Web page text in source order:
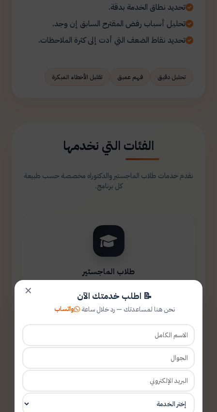
تحديد نطاق الخدمة بدقة.
تحليل أسباب رفض المقترح السابق إن وجد.
تحديد نقاط الضعف التي أدت إلى كثرة الملاحظات.
تحليل دقيق فهم عميق تقليل الأخطاء المبكرة
الفئات التي نخدمها
نقدم خدمات طلاب الماجستير والدكتوراه مخصصة حسب طبيعة
كل برنامج.
طلاب الماجستير
✕ 📝 اطلب خدمتك الآن
نحن هنا لمساعدتك — رد خلال ساعة واتساب